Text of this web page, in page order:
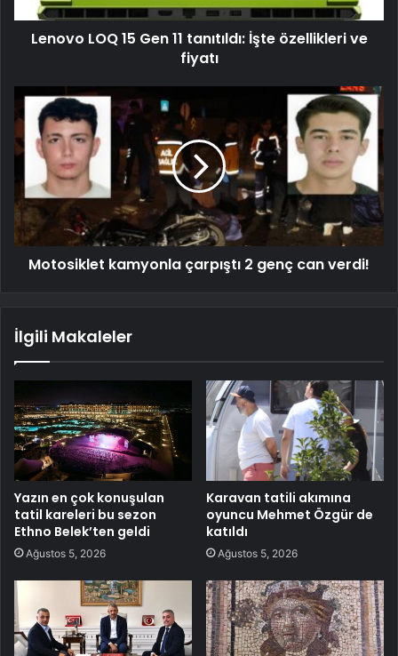
Lenovo LOQ 15 Gen 11 tanıtıldı: İşte özellikleri ve
fiyatı
Motosiklet kamyonla çarpıştı 2 genç can verdi!
İlgili Makaleler
Yazın en çok konuşulan
tatil kareleri bu sezon
Ethno Belek’ten geldi
Ağustos 5, 2026
Karavan tatili akımına
oyuncu Mehmet Özgür de
katıldı
Ağustos 5, 2026